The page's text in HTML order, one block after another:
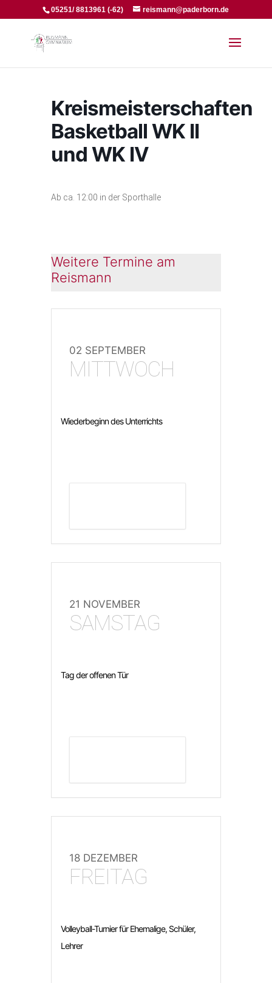
05251/ 8813961 (-62) reismann@paderborn.de
Kreismeisterschaften
Basketball WK II
und WK IV
Ab ca. 12:00 in der Sporthalle
Weitere Termine am
Reismann
02 SEPTEMBER
MITTWOCH
Wiederbeginn des Unterrichts
21 NOVEMBER
SAMSTAG
Tag der offenen Tür
18 DEZEMBER
FREITAG
Volleyball-Turnier für Ehemalige, Schüler,
Lehrer